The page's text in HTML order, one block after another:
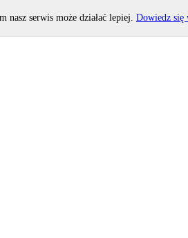
nasz serwis może działać lepiej. Dowiedz się